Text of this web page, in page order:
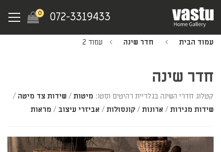
main
content
072-3319433
0
Menu
עמוד הבית חדר שינה עמוד 2
חדר שינה
קטלוג חדרי השינה בגלריית רהיטים וסטו: מיטות / שידות צד מיטה /
שידות מגירות / ארונות / קונסולות / אביזרי עיצוב / מראות